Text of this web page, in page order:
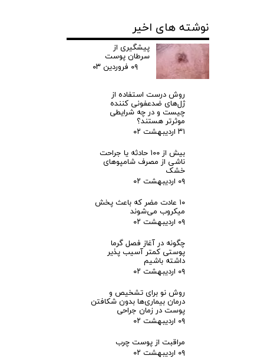
نوشته های اخیر
پیشگیری از
سرطان پوست
۰۹ فروردین ۰۳
روش درست استفاده از
ژل‌های ضدعفونی کننده
چیست و در چه شرایطی
موثرتر هستند؟
۳۱ اردیبهشت ۰۲
بیش از ۱۰۰ حادثه یا جراحت
ناشی از مصرف شامپوهای
خشک
۰۹ اردیبهشت ۰۲
۱۰ عادت مضر که باعث پخش
میکروب می‌شوند
۰۹ اردیبهشت ۰۲
چگونه در آغاز فصل گرما
پوستی کمتر آسیب پذیر
داشته باشیم
۰۹ اردیبهشت ۰۲
روش نو برای تشخیص و
درمان بیماری‌ها بدون شکافتن
پوست در زمان جراحی
۰۹ اردیبهشت ۰۲
مراقبت از پوست چرب
۰۹ اردیبهشت ۰۲